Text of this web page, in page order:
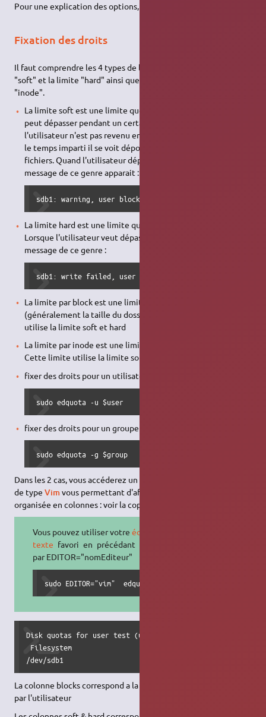
Pour une explication des options, voir
Fixation des droits
Il faut comprendre les 4 types de limites possible, la limite
"soft" et la limite "hard" ainsi que la limite "block" et la limite
"inode".
La limite soft est une limite que l'utilisateur (ou groupe)
peut dépasser pendant un certain laps de temps. Si
l'utilisateur n'est pas revenu en dessous de cette limite dans
le temps imparti il se voit dépourvu du droit de créer des
fichiers. Quand l'utilisateur dépasse cette limite, un
message de ce genre apparait :
sdb1: warning, user block quota exceeded.
La limite hard est une limite que nul ne peut dépasser.
Lorsque l'utilisateur veut dépasser cette limite il obtient un
message de ce genre :
sdb1: write failed, user block limit reached.
La limite par block est une limite sur la taille du dossier
(généralement la taille du dossier utilisateur). Cette limite
utilise la limite soft et hard
La limite par inode est une limite sur le nombre de fichiers.
Cette limite utilise la limite soft et hard
fixer des droits pour un utilisateur :
sudo edquota -u $user
fixer des droits pour un groupe :
sudo edquota -g $group
Dans les 2 cas, vous accéderez un éditeur de texte en terminal
de typeVim vous permettant d'affecter les droits. La page est
organisée en colonnes : voir la copie d'écran ci-dessous.
Vous pouvez utiliser votreéditeur de
texte favori en précédant edquota
par EDITOR="nomEditeur"
sudo EDITOR="vim"  edquota -u $user
Disk quotas for user test (uid 1006):
Filesystem                   blocks       soft
/dev/sdb1                      9252       8192
La colonne blocks correspond a la taille actuellement utilisé
par l'utilisateur